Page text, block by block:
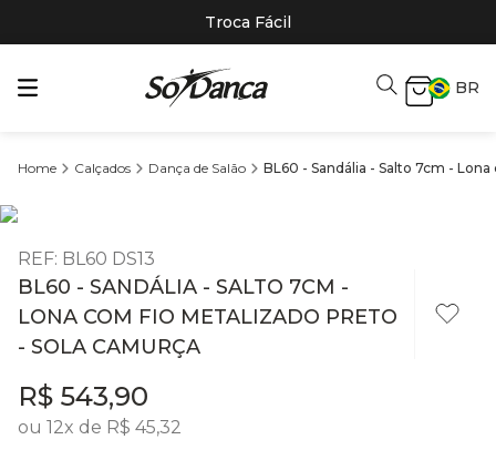
Troca Fácil
BR
Calçados Dança de Salão BL60 - Sandália - Salto 7cm -
REF: BL60 DS13
BL60 - SANDÁLIA - SALTO 7CM -
LONA COM FIO METALIZADO PRETO
- SOLA CAMURÇA
R$ 543,90
ou 12x de R$ 45,32